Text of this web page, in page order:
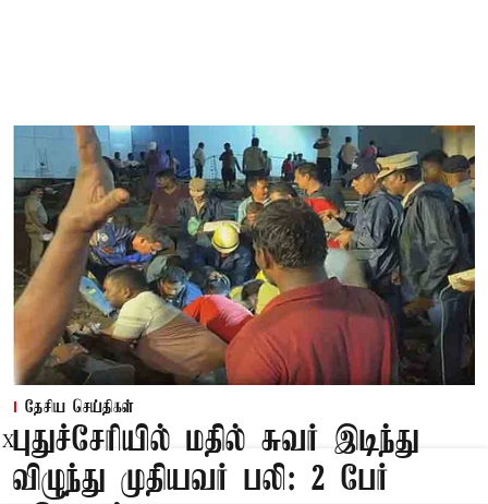
தேசிய செய்திகள்
புதுச்சேரியில் மதில் சுவர் இடிந்து
விழுந்து முதியவர் பலி: 2 பேர்
X